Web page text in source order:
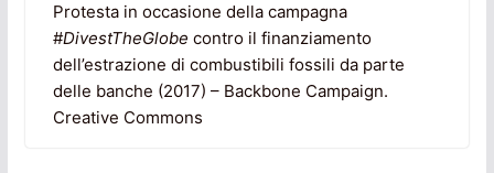
Protesta in occasione della campagna
#DivestTheGlobe contro il finanziamento
dell’estrazione di combustibili fossili da parte
delle banche (2017) – Backbone Campaign.
Creative Commons